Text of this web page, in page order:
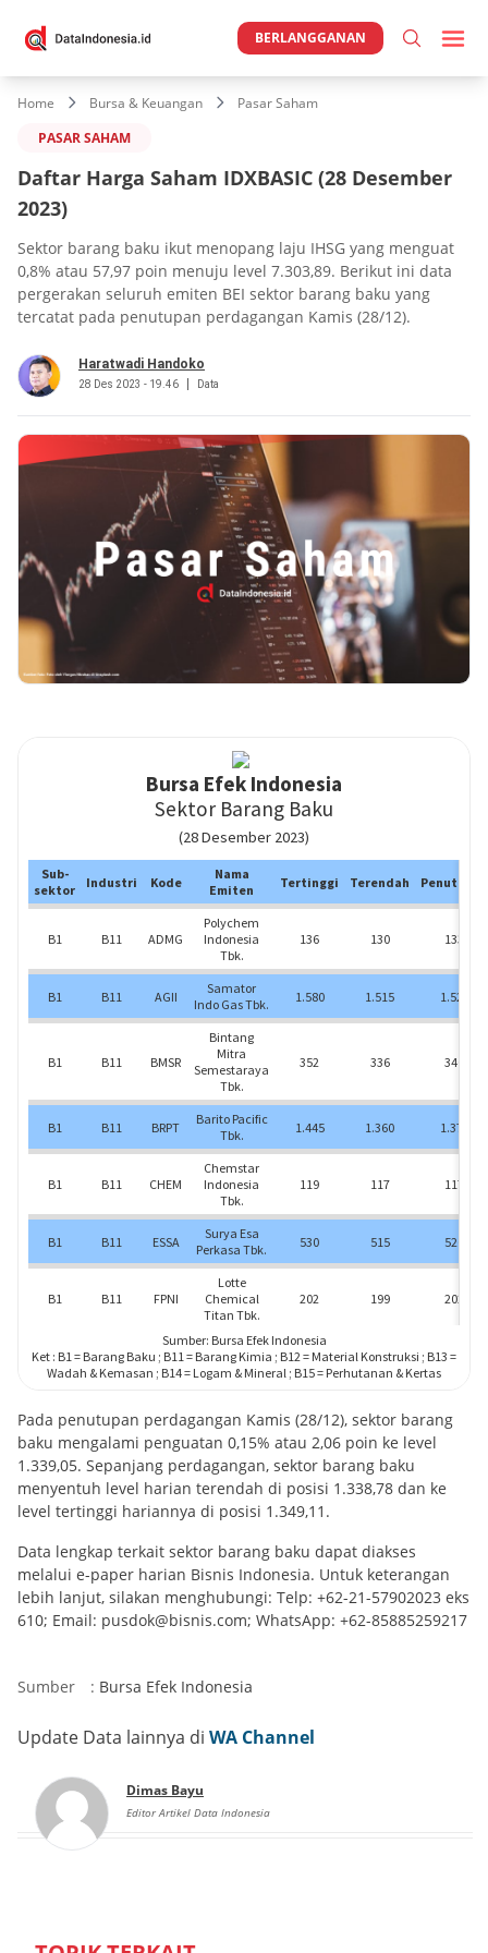
BERLANGGANAN
Home Bursa & Keuangan
Pasar Saham
PASAR SAHAM
Daftar Harga Saham IDXBASIC (28 Desember
2023)
Sektor barang baku ikut menopang laju IHSG yang menguat
0,8% atau 57,97 poin menuju level 7.303,89. Berikut ini data
pergerakan seluruh emiten BEI sektor barang baku yang
tercatat pada penutupan perdagangan Kamis (28/12).
Haratwadi Handoko
28 Des 2023 - 19.46 Data
Pada penutupan perdagangan Kamis (28/12), sektor barang
baku mengalami penguatan 0,15% atau 2,06 poin ke level
1.339,05. Sepanjang perdagangan, sektor barang baku
menyentuh level harian terendah di posisi 1.338,78 dan ke
level tertinggi hariannya di posisi 1.349,11.
Data lengkap terkait sektor barang baku dapat diakses
melalui e-paper harian Bisnis Indonesia. Untuk keterangan
lebih lanjut, silakan menghubungi: Telp: +62-21-57902023 eks
610; Email: pusdok@bisnis.com; WhatsApp: +62-85885259217
Sumber : Bursa Efek Indonesia
Update Data lainnya di WA Channel
Dimas Bayu
Editor Artikel Data Indonesia